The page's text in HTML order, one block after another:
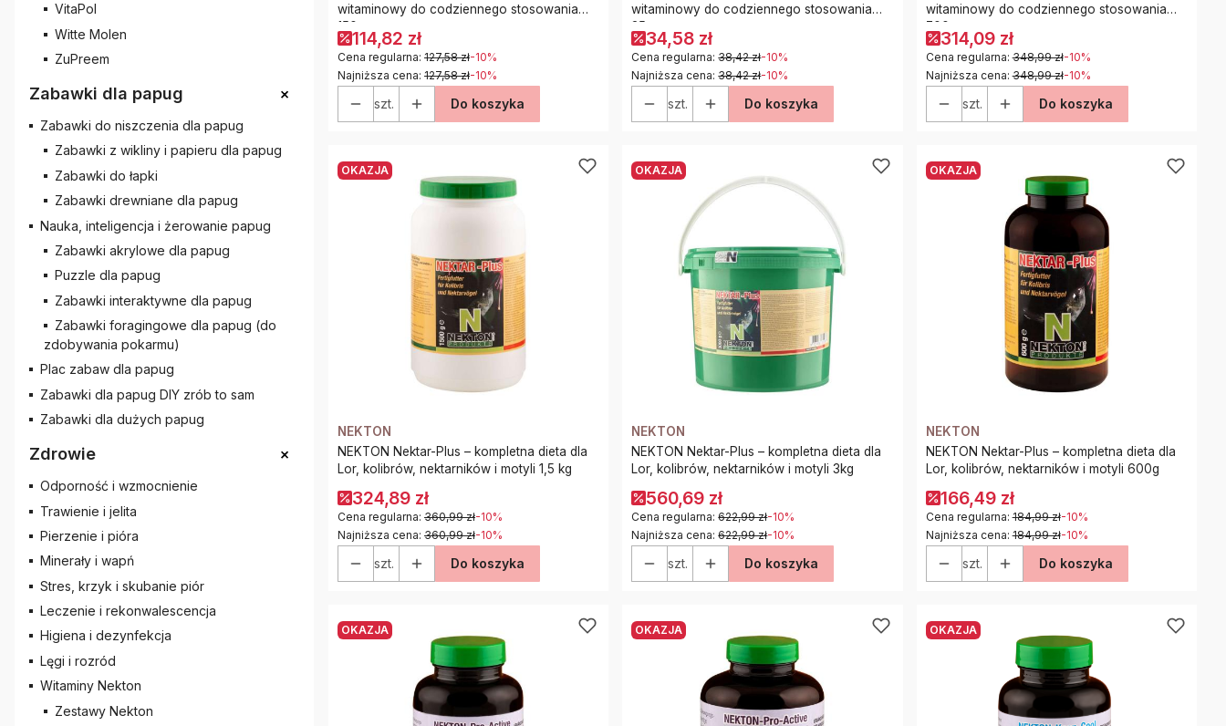
VitaPol
Witte Molen
ZuPreem
Zabawki dla papug +
Zabawki do niszczenia dla papug
Zabawki z wikliny i papieru dla papug
Zabawki do łapki
Zabawki drewniane dla papug
Nauka, inteligencja i żerowanie papug
Zabawki akrylowe dla papug
Puzzle dla papug
Zabawki interaktywne dla papug
Zabawki foragingowe dla papug (do
zdobywania pokarmu)
Plac zabaw dla papug
Zabawki dla papug DIY zrób to sam
Zabawki dla dużych papug
Zdrowie +
Odporność i wzmocnienie
Trawienie i jelita
Pierzenie i pióra
Minerały i wapń
Stres, krzyk i skubanie piór
Leczenie i rekonwalescencja
Higiena i dezynfekcja
Lęgi i rozród
Witaminy Nekton
Zestawy Nekton
witaminowy do codziennego stosowania
150g
114,82 zł
Cena regularna: 127,58 zł-10%
Najniższa cena: 127,58 zł-10%
szt. Do koszyka
witaminowy do codziennego stosowania
35g
34,58 zł
Cena regularna: 38,42 zł-10%
Najniższa cena: 38,42 zł-10%
szt. Do koszyka
witaminowy do codziennego stosowania
700g
314,09 zł
Cena regularna: 348,99 zł-10%
Najniższa cena: 348,99 zł-10%
szt. Do koszyka
OKAZJA
NEKTON
NEKTON Nektar-Plus – kompletna dieta dla
Lor, kolibrów, nektarników i motyli 1,5 kg
324,89 zł
Cena regularna: 360,99 zł-10%
Najniższa cena: 360,99 zł-10%
szt. Do koszyka
OKAZJA
NEKTON
NEKTON Nektar-Plus – kompletna dieta dla
Lor, kolibrów, nektarników i motyli 3kg
560,69 zł
Cena regularna: 622,99 zł-10%
Najniższa cena: 622,99 zł-10%
szt. Do koszyka
OKAZJA
NEKTON
NEKTON Nektar-Plus – kompletna dieta dla
Lor, kolibrów, nektarników i motyli 600g
166,49 zł
Cena regularna: 184,99 zł-10%
Najniższa cena: 184,99 zł-10%
szt. Do koszyka
OKAZJA OKAZJA OKAZJA